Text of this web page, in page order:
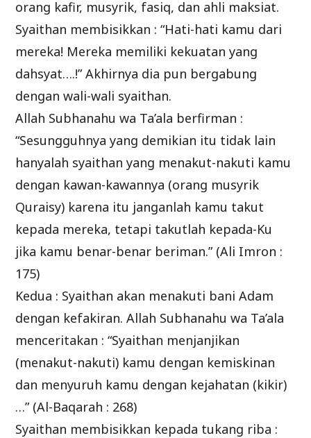
orang kafir, musyrik, fasiq, dan ahli maksiat.
Syaithan membisikkan : “Hati-hati kamu dari
mereka! Mereka memiliki kekuatan yang
dahsyat….!” Akhirnya dia pun bergabung
dengan wali-wali syaithan.
Allah Subhanahu wa Ta’ala berfirman :
“Sesungguhnya yang demikian itu tidak lain
hanyalah syaithan yang menakut-nakuti kamu
dengan kawan-kawannya (orang musyrik
Quraisy) karena itu janganlah kamu takut
kepada mereka, tetapi takutlah kepada-Ku
jika kamu benar-benar beriman.” (Ali Imron :
175)
Kedua : Syaithan akan menakuti bani Adam
dengan kefakiran. Allah Subhanahu wa Ta’ala
menceritakan : “Syaithan menjanjikan
(menakut-nakuti) kamu dengan kemiskinan
dan menyuruh kamu dengan kejahatan (kikir)
…” (Al-Baqarah : 268)
Syaithan membisikkan kepada tukang riba :